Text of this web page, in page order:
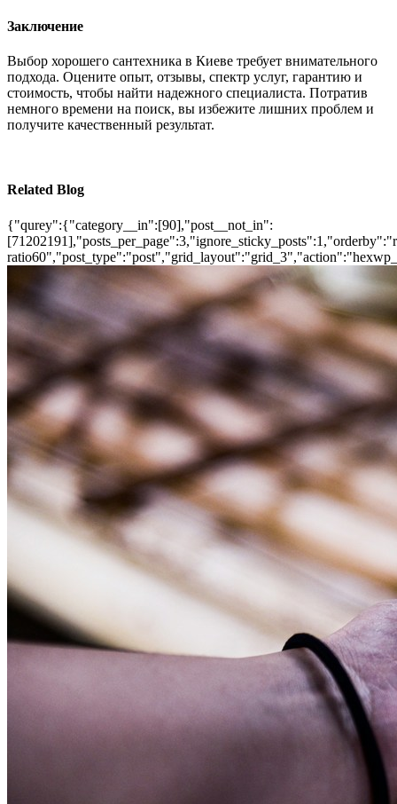
Заключение
Выбор хорошего сантехника в Киеве требует внимательного
подхода. Оцените опыт, отзывы, спектр услуг, гарантию и
стоимость, чтобы найти надежного специалиста. Потратив
немного времени на поиск, вы избежите лишних проблем и
получите качественный результат.
Related Blog
{"qurey":{"category__in":[90],"post__not_in":